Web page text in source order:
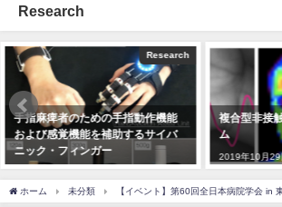
Research
Research
手指麻痺者のための手指動作機能
および感覚機能を補助するサイバ
ニック・フィンガー
複合型非接
ム
2019年10月29
ホーム 未分類 【イベント】第60回全日本病院学会 in